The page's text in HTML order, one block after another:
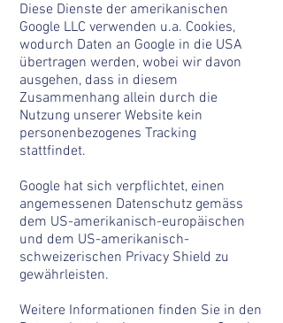
Diese Dienste der amerikanischen
Google LLC verwenden u.a. Cookies,
wodurch Daten an Google in die USA
übertragen werden, wobei wir davon
ausgehen, dass in diesem
Zusammenhang allein durch die
Nutzung unserer Website kein
personenbezogenes Tracking
stattfindet.
Google hat sich verpflichtet, einen
angemessenen Datenschutz gemäss
dem US-amerikanisch-europäischen
und dem US-amerikanisch-
schweizerischen Privacy Shield zu
gewährleisten.
Weitere Informationen finden Sie in den